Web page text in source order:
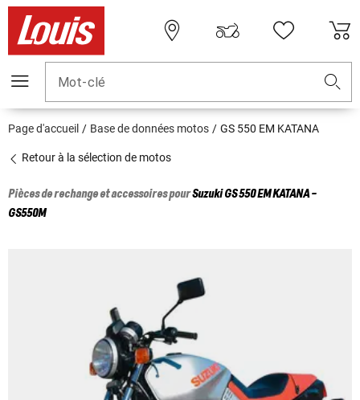
Mot-clé
Page d'accueil Base de données motos GS 550 EM KATANA
Retour à la sélection de motos
Pièces de rechange et accessoires pourSuzukiGS 550 EM KATANA -
GS550M